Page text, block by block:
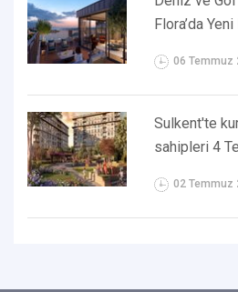
Flora’da
06 Temmuz
Sulkent'te
sahipleri 4
02 Temmuz